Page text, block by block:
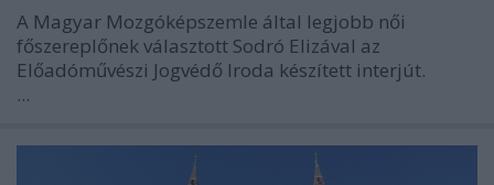
A Magyar Mozgóképszemle által legjobb női
főszereplőnek választott Sodró Elizával az
Előadóművészi Jogvédő Iroda készített interjút.
...